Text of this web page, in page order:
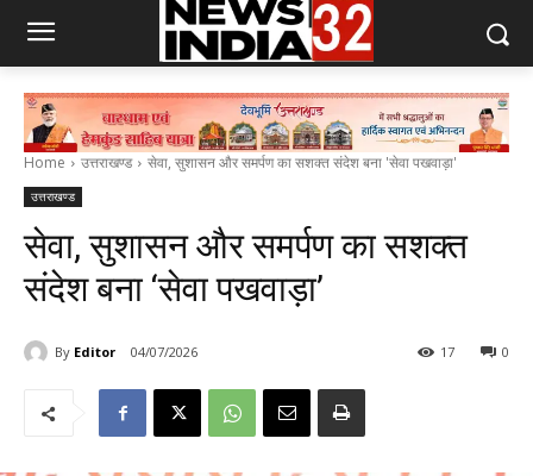
Home उत्तराखण्ड सेवा, सुशासन और समर्पण का सशक्त संदेश बना 'सेवा पखवाड़ा'
उत्तराखण्ड
सेवा, सुशासन और समर्पण का सशक्त
संदेश बना ‘सेवा पखवाड़ा’
By Editor 04/07/2026 0
17